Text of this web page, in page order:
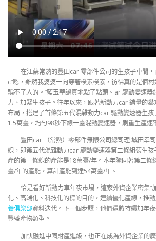
在江蘇常熟的豐田car 零部件公司的生孩子車間
c“嗯，雖然我婆婆一向穿著樸素樸素，彷彿真的是個
騙不了人的。”藍玉華認真地點了點頭。ar 驅動變速器
力、加緊生孩子。往年以來，跟著新動力car 銷量的
布局，搭建了首條第五代混雜動力car 驅動變速器生
1.5萬臺，均勻98秒下線一臺混動變速器，刷重生產速
豐田car （常熟）零部件無限公司總司理 城田幸
線，即第五代混雜動力car 驅動變速器第二條組裝生
產的第一條線的產能是18萬臺/年。本年隨同著第二條
臺/年的產能，算計產能到達54萬臺/年。
恰是看好新動力車年夜市場，這家外資企業密集“
化、高端化、科技化的標的目的，連續優化產線，推
養俱樂部資料迭代。下一個步驟，他們還將持續加年
豐盛產物類型。
加快融進中國財產進級，也正在成為外資企業的